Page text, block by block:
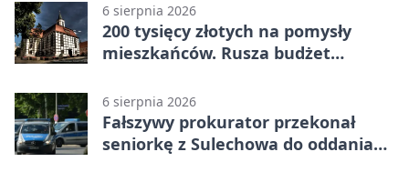
6 sierpnia 2026
200 tysięcy złotych na pomysły
mieszkańców. Rusza budżet
6 sierpnia 2026
Fałszywy prokurator przekonał
seniorkę z Sulechowa do oddania